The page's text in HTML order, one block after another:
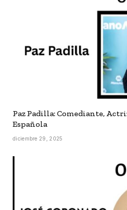
Paz Padilla: Comediante,
Española
diciembre 29, 2025